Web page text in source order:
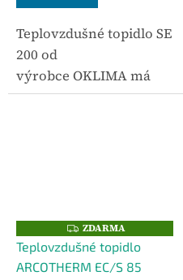
Teplovzdušné topidlo SE
200 od
výrobce OKLIMA má
dvojitý výměník a
Z
D
A
R
M
ZDARMA
Teplovzdušné topidlo
ARCOTHERM EC/S 85